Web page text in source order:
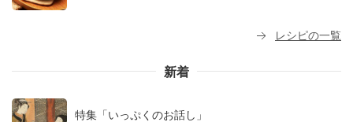
レシピの一覧
新着
特集「いっぷくのお話し」